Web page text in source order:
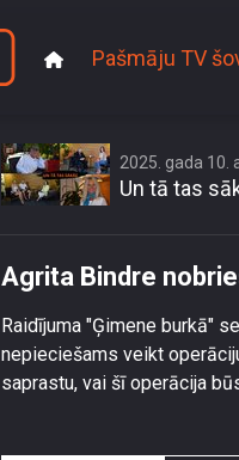
Pašmāju TV
2025. gada 10.
Un tā tas
Agrita Bindre
Raidījuma "Ģimene burkā"
nepieciešams veikt
saprastu, vai šī operācija